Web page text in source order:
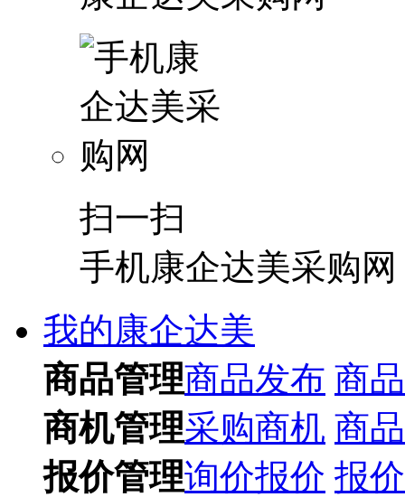
扫一扫
手机康企达美采购网
我的康企达美
商品管理商品发布 商
商机管理采购商机 商
报价管理询价报价 报